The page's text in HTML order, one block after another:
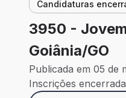
Candidaturas
3950 -
Goiânia/GO
Publicada em 05 de
Inscrições